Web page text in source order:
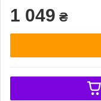
1 049 ₴